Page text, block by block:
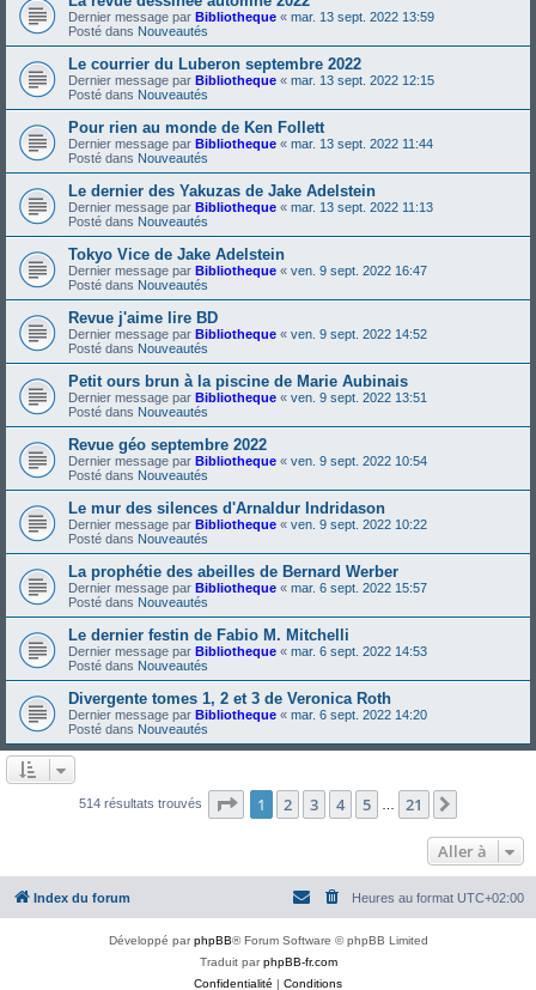
Dernier message par Bibliotheque « mar. 13 sept. 2022 13:59
Posté dans Nouveautés
Le courrier du Luberon septembre 2022
Dernier message par Bibliotheque « mar. 13 sept. 2022 12:15
Posté dans Nouveautés
Pour rien au monde de Ken Follett
Dernier message par Bibliotheque « mar. 13 sept. 2022 11:44
Posté dans Nouveautés
Le dernier des Yakuzas de Jake Adelstein
Dernier message par Bibliotheque « mar. 13 sept. 2022 11:13
Posté dans Nouveautés
Tokyo Vice de Jake Adelstein
Dernier message par Bibliotheque « ven. 9 sept. 2022 16:47
Posté dans Nouveautés
Revue j'aime lire BD
Dernier message par Bibliotheque « ven. 9 sept. 2022 14:52
Posté dans Nouveautés
Petit ours brun à la piscine de Marie Aubinais
Dernier message par Bibliotheque « ven. 9 sept. 2022 13:51
Posté dans Nouveautés
Revue géo septembre 2022
Dernier message par Bibliotheque « ven. 9 sept. 2022 10:54
Posté dans Nouveautés
Le mur des silences d'Arnaldur Indridason
Dernier message par Bibliotheque « ven. 9 sept. 2022 10:22
Posté dans Nouveautés
La prophétie des abeilles de Bernard Werber
Dernier message par Bibliotheque « mar. 6 sept. 2022 15:57
Posté dans Nouveautés
Le dernier festin de Fabio M. Mitchelli
Dernier message par Bibliotheque « mar. 6 sept. 2022 14:53
Posté dans Nouveautés
Divergente tomes 1, 2 et 3 de Veronica Roth
Dernier message par Bibliotheque « mar. 6 sept. 2022 14:20
Posté dans Nouveautés
514 résultats trouvés Page 1sur21
1 2 3 4 5 21
Aller à
Index du forum Heures au format UTC+02:00
Développé parphpBB® Forum Software © phpBB Limited
Traduit parphpBB-fr.com
Confidentialité | Conditions